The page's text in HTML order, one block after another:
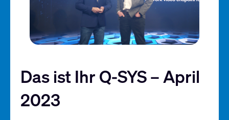
Das ist Ihr Q-SYS – April
2023